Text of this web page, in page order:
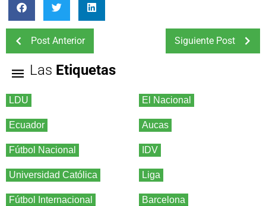
Post Anterior Siguiente Post
Las Etiquetas
LDU El Nacional
Ecuador Aucas
Fútbol Nacional IDV
Universidad Católica Liga
Fútbol Internacional Barcelona